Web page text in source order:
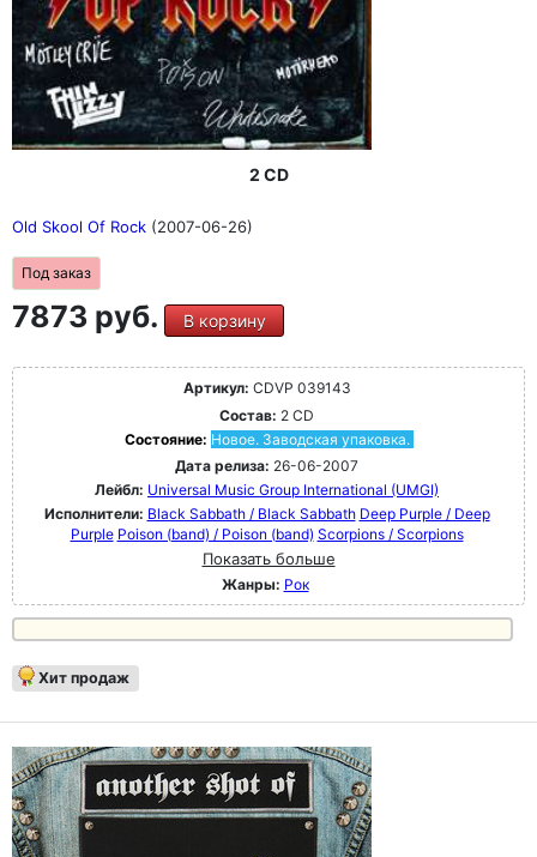
2 CD
Old Skool Of Rock (2007-06-26)
Под заказ
7873 руб. В корзину
Артикул: CDVP 039143
Состав: 2 CD
Состояние: Новое. Заводская упаковка.
Дата релиза: 26-06-2007
Лейбл: Universal Music Group International (UMGI)
Исполнители: Black Sabbath / Black Sabbath Deep Purple / Deep
Purple Poison (band) / Poison (band) Scorpions / Scorpions
Показать больше
Жанры: Рок
Хит продаж